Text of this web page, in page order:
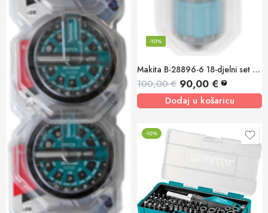
Makita B-28896-6 18-djelni set bitova cilindričnog oblika (6/1)
-10%
100,00€ 90,00 € ?
Dodaj u košaricu
-10%